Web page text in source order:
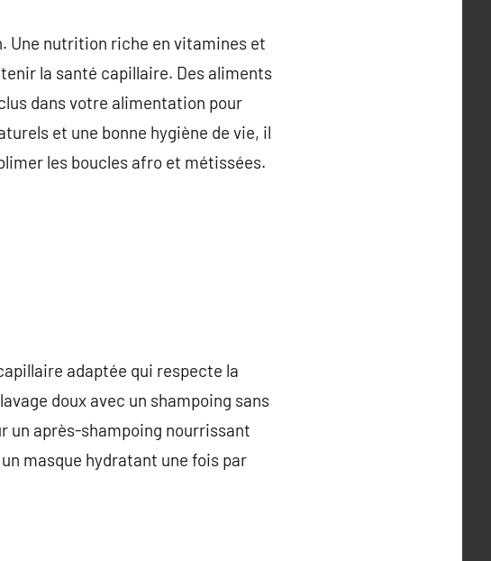
Une nutrition riche en vitamines et
la santé capillaire. Des aliments
dans votre alimentation pour
et une bonne hygiène de vie, il
les boucles afro et métissées.
adaptée qui respecte la
doux avec un shampoing sans
un après-shampoing nourrissant
masque hydratant une fois par